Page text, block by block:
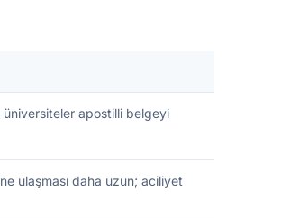
apostilli belgeyi
ulaşması daha uzun; aciliyet